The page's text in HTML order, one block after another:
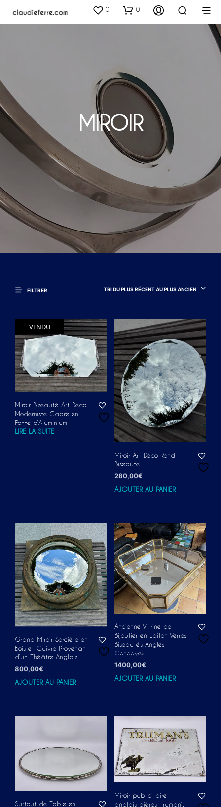
0 0
MIROIR
FILTRER TRI DU PLUS RÉCENT AU PLUS ANCIEN
VENDU
Miroir Biseauté Art Déco
Moderniste Cadre en
Fonte d’Aluminium
LIRE LA SUITE
Miroir Art Déco Rond
Biseauté
280,00€
AJOUTER AU PANIER
Grand Miroir Sorcière en
Bois et Cuivre Provenant
d’un Théâtre Anglais
800,00€
AJOUTER AU PANIER
Ancienne Vitrine de
Bijoutier en Laiton Verres
Biseautés Angles
Concaves
1400,00€
AJOUTER AU PANIER
Surtout de Table en
Miroir publicitaire
anglais bières Truman’s